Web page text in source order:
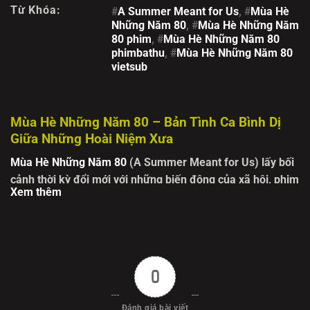
Từ Khóa:
#A Summer Meant for Us, #Mùa Hè
Những Năm 80, #Mùa Hè Những Năm
80 phim, #Mùa Hè Những Năm 80
phimbathu, #Mùa Hè Những Năm 80
vietsub
Mùa Hè Những Năm 80 – Bản Tình Ca Bình Dị
Giữa Những Hoài Niệm Xưa
Mùa Hè Những Năm 80 (A Summer Meant for Us) lấy bối
cảnh thời kỳ đổi mới với những biến động của xã hội, phim
đưa người xem trở về không gian hoài cổ, nơi những giá
Chuyện phim xoay quanh hai gia đình họ Trịnh và họ
Vương, vốn từ lâu đã "không đội trời chung" vì những hiềm
khích cũ. Thế nhưng, định mệnh trớ trêu đã sắp đặt cho
Xem thêm
0
Đánh giá bài viết